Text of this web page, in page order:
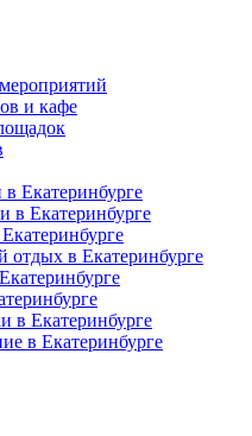
и кафе
Екатеринбурге
в Екатеринбурге
отдых в Екатеринбурге
в Екатеринбурге
в Екатеринбурге